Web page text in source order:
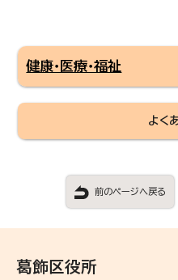
健康・医療・福祉
よく
前のページへ戻る
葛飾区役所